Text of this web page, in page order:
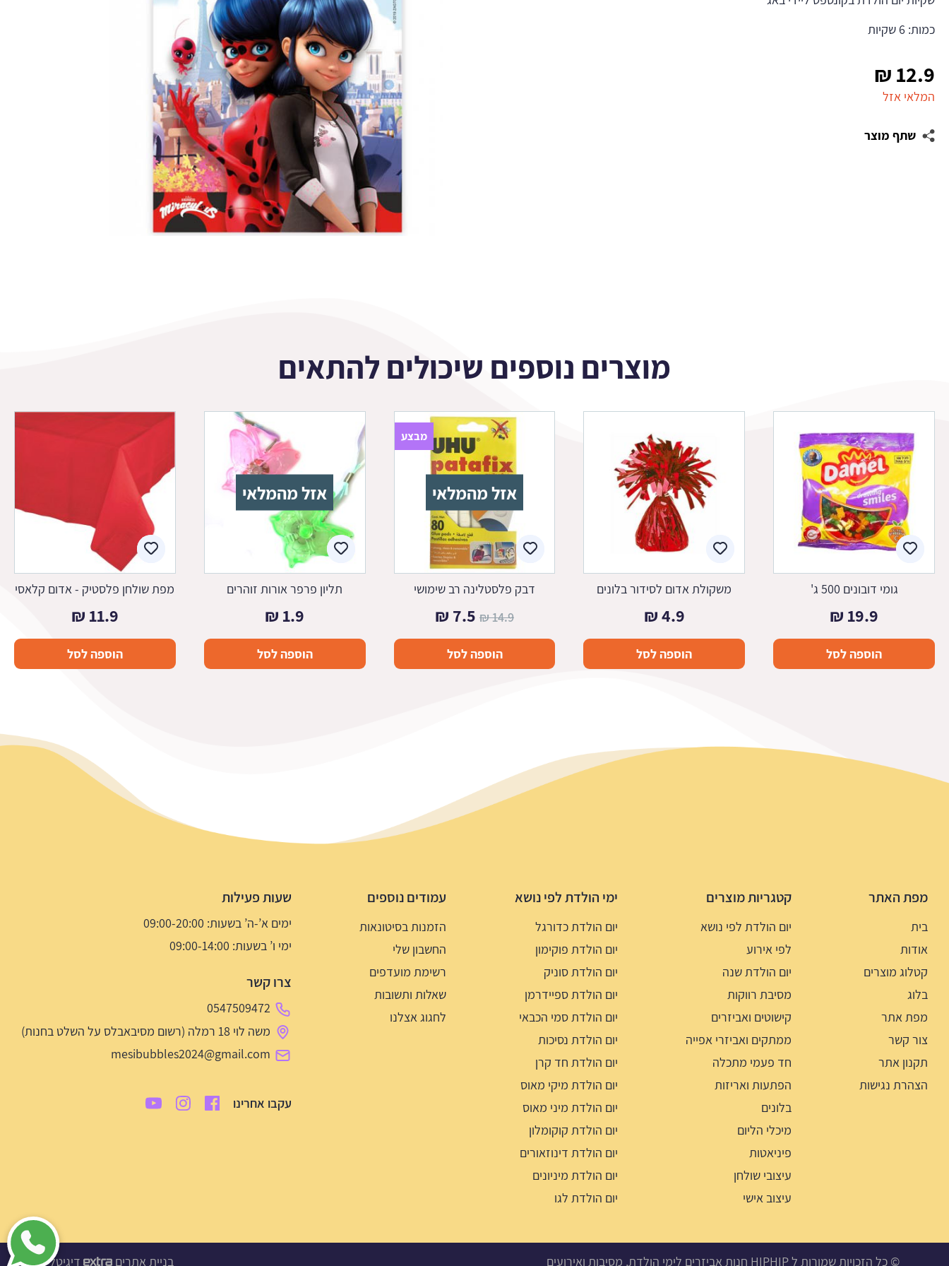
כמות: 6 שקיות
12.9
₪
המלאי אזל
שתף מוצר
מוצרים נוספים שיכולים להתאים
גומי דובונים 500 ג'
19.9
₪
הוספה לסל
משקולת אדום לסידור בלונים
4.9
₪
הוספה לסל
אזל מהמלאי
מבצע
דבק פלסטלינה רב שימושי
14.9
₪ המחיר
המקורי
היה:
7.5
₪
הנוכחי
הוספה לסל
אזל מהמלאי
תליון פרפר אורות זוהרים
1.9
₪
הוספה לסל
מפת שולחן פלסטיק - אדום קלאסי
11.9
₪
הוספה לסל
מפת האתר
בית
אודות
קטלוג מוצרים
בלוג
מפת אתר
צור קשר
תקנון אתר
הצהרת נגישות
קטגריות מוצרים
יום הולדת לפי נושא
לפי אירוע
יום הולדת שנה
מסיבת רווקות
קישוטים ואביזרים
ממתקים ואביזרי אפייה
חד פעמי מתכלה
הפתעות ואריזות
בלונים
מיכלי הליום
פיניאטות
עיצובי שולחן
עיצוב אישי
ימי הולדת לפי נושא
יום הולדת כדורגל
יום הולדת פוקימון
יום הולדת סוניק
יום הולדת ספיידרמן
יום הולדת סמי הכבאי
יום הולדת נסיכות
יום הולדת חד קרן
יום הולדת מיקי מאוס
יום הולדת מיני מאוס
יום הולדת קוקומלון
יום הולדת דינוזאורים
יום הולדת מיניונים
יום הולדת לגו
עמודים נוספים
הזמנות בסיטונאות
החשבון שלי
רשימת מועדפים
שאלות ותשובות
לחגוג אצלנו
שעות פעילות
ימים א’-ה’ בשעות: 09:00-20:00
ימי ו’ בשעות: 09:00-14:00
צרו קשר
0547509472
משה לוי 18 רמלה (רשום מסיבאבלס על השלט בחנות)
mesibubbles2024@gmail.com
עקבו אחרינו
© כל הזכויות שמורות ל HIPHIP חנות אביזרים לימי הולדת, מסיבות ואירועים בניית אתרים דיגיטל